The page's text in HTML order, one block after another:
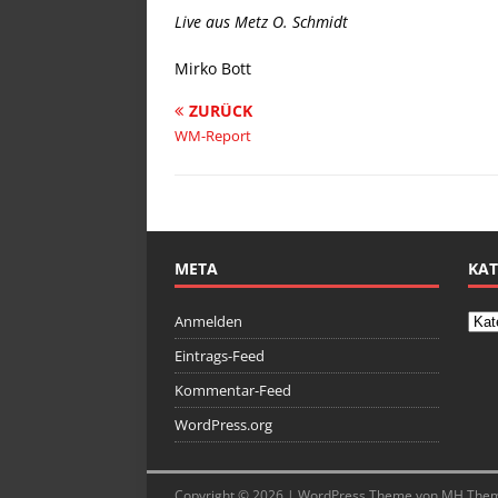
Live aus Metz O. Schmidt
Mirko Bott
ZURÜCK
WM-Report
META
Anmelden
Eintrags-Feed
Kommentar-Feed
WordPress.org